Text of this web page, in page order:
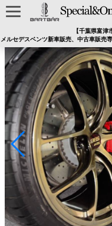
【千葉県富津
メルセデスベンツ新車販売、中古車販売